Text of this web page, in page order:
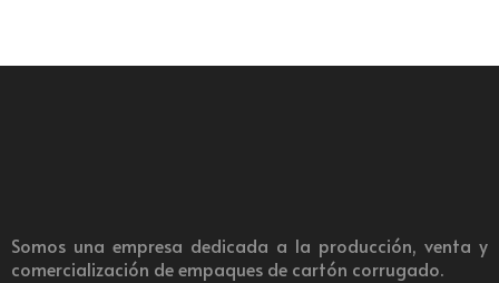
Somos una empresa dedicada a la producción, venta y
comercialización de empaques de cartón corrugado.